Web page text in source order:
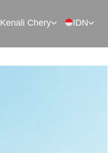
Kenali Chery IDN